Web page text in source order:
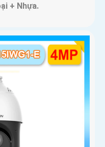
+ Nhựa.